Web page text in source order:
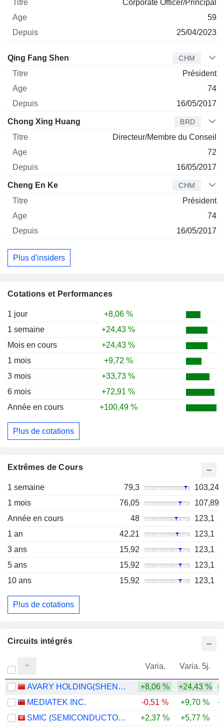
Cotations et Performances
1 jour
+8,06 %
1 semaine
+24,43 %
Mois en cours
+24,43 %
1 mois
+9,72 %
3 mois
+33,73 %
6 mois
+72,91 %
Année en cours
+100,49 %
Plus de cotations
Extrêmes de Cours
1 semaine 79,3
103,24
1 mois
76,05
107,89
Année en cours
48
123,1
1 an
42,21
123,1
3 ans
15,92
123,1
5 ans
15,92
123,1
10 ans
15,92 123,1
Plus de cotations
Corporate Officer/Principal
59
25/04/2023
Administrateur Titre
Qing Fang Shen CHM
Président
74
16/05/2017
Chong Xing Huang BRD
Directeur/Membre du Conseil
72
16/05/2017
Cheng En Ke CHM
Président
74
16/05/2017
Plus d'insiders
Circuits intégrés
Varia. Varia. 5j.
AVARY HOLDING(SHENZHEN)CO., LIMITED +8,06 % +24,43 %
MEDIATEK INC.
-0,51 % +9,70 %
SMIC (SEMICONDUCTOR MANUFACTURING INTERNATIONAL COMPANY)
+2,37 % +5,77 %